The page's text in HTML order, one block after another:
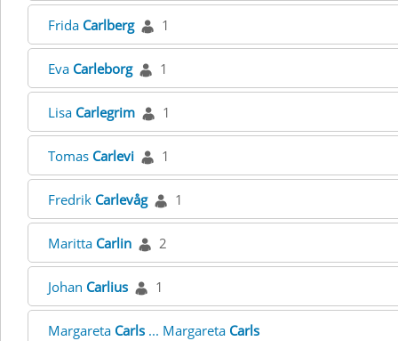
Frida Carlberg 1
Eva Carleborg 1
Lisa Carlegrim 1
Tomas Carlevi 1
Fredrik Carlevåg 1
Maritta Carlin 2
Johan Carlius 1
Margareta Carls ... Margareta Carls